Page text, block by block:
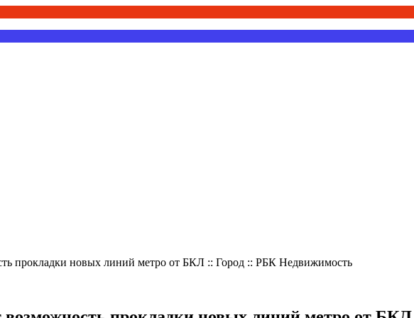
прокладки новых линий метро от БКЛ :: Город :: РБК Недвижимость